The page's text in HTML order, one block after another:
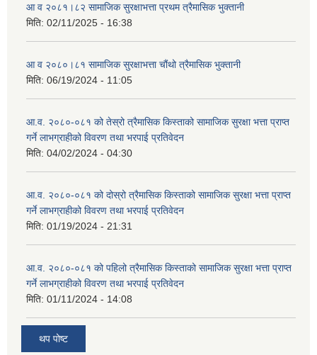
आ व २०८१।८२ सामाजिक सुरक्षाभत्ता प्रथम त्रैमासिक भुक्तानी
मिति: 02/11/2025 - 16:38
आ व २०८०।८१ सामाजिक सुरक्षाभत्ता चौंथो त्रैमासिक भुक्तानी
मिति: 06/19/2024 - 11:05
आ.व. २०८०-०८१ को तेस्रो त्रैमासिक किस्ताको सामाजिक सुरक्षा भत्ता प्राप्त
गर्ने लाभग्राहीको विवरण तथा भरपाई प्रतिवेदन
मिति: 04/02/2024 - 04:30
आ.व. २०८०-०८१ को दोस्रो त्रैमासिक किस्ताको सामाजिक सुरक्षा भत्ता प्राप्त
गर्ने लाभग्राहीको विवरण तथा भरपाई प्रतिवेदन
मिति: 01/19/2024 - 21:31
आ.व. २०८०-०८१ को पहिलो त्रैमासिक किस्ताको सामाजिक सुरक्षा भत्ता प्राप्त
गर्ने लाभग्राहीको विवरण तथा भरपाई प्रतिवेदन
मिति: 01/11/2024 - 14:08
थप पोष्ट